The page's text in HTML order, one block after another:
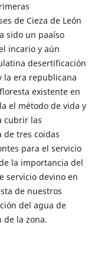
de Cieza de León
sido un paaíso
incario y aún
desertificación
la era republicana
existente en
el método de vida y
cubrir las
de tres coidas
para el servicio
la importancia del
servicio devino en
de nuestros
del agua de
de la zona.